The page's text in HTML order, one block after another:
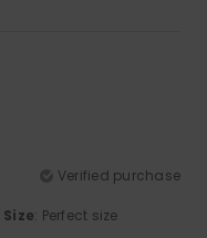
Verified purchase
Size: Perfect size